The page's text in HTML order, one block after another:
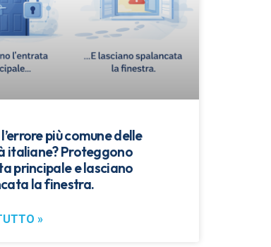
più comune delle
italiane? Proteggono
principale e lasciano
la finestra.
»